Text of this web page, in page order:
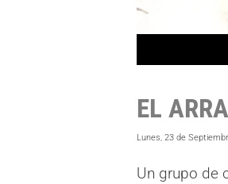
EL
Lunes, 23 de
Un grupo de